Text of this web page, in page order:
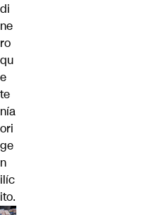
di
ne
ro
qu
e
te
nía
ori
ge
n
ilíc
ito.